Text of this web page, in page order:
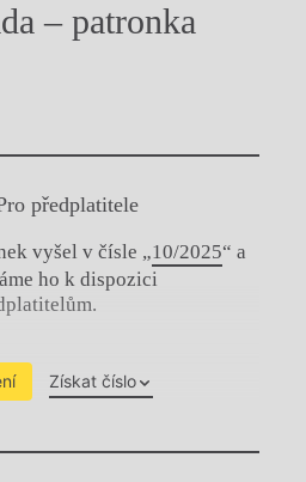
– patronka
předplatitele
vyšel v čísle „10/2025“ a
ho k dispozici
Získat číslo